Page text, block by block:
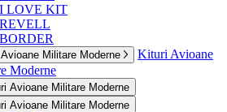
I LOVE KIT
REVELL
BORDER
Militare Moderne
Kituri Avioane
Moderne
Avioane Militare Moderne
Avioane Militare Moderne